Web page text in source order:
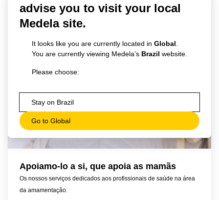
Apoiamo-lo a si, que apoia as mamãs
Os nossos serviços dedicados aos profissionais de saúde na área
da amamentação.
advise you to visit your local
Medela site.
It looks like you are currently located in Global
You are currently viewing Medela’s Brazil website.
Please choose:
Stay on Brazil
Go to Global